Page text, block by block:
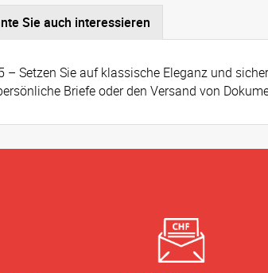
Sie auch interessieren
– Setzen Sie auf klassische Eleganz und
Briefe oder den Versand von